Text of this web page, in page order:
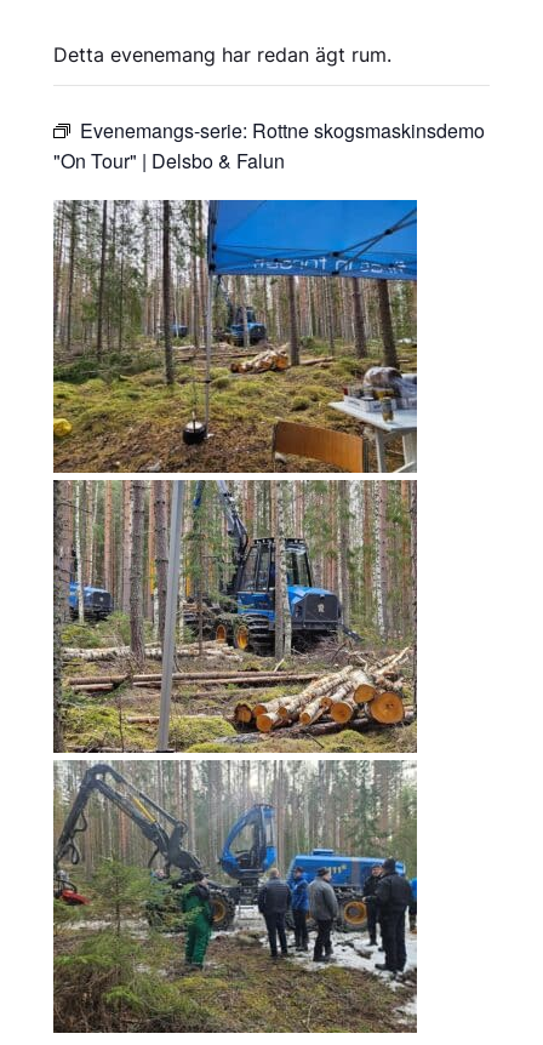
Detta evenemang har redan ägt rum.
Evenemangs-serie: Rottne skogsmaskinsdemo
"On Tour" | Delsbo & Falun